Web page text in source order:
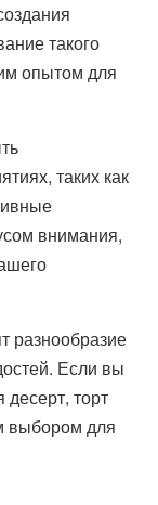
такого
опытом для
таких как
внимания,
разнообразие
Если вы
торт
выбором для